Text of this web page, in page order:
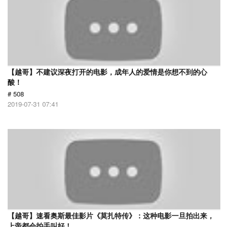
【越哥】不建议深夜打开的电影，成年人的爱情是你想不到的心
酸！
# 508
2019-07-31 07:41
【越哥】速看奥斯最佳影片《莫扎特传》：这种电影一旦拍出来，